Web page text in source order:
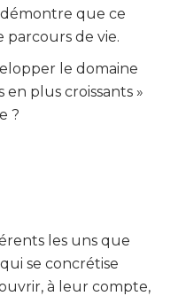
démontre que ce
parcours de vie.
le domaine
plus croissants »
?
les uns que
se concrétise
à leur compte,